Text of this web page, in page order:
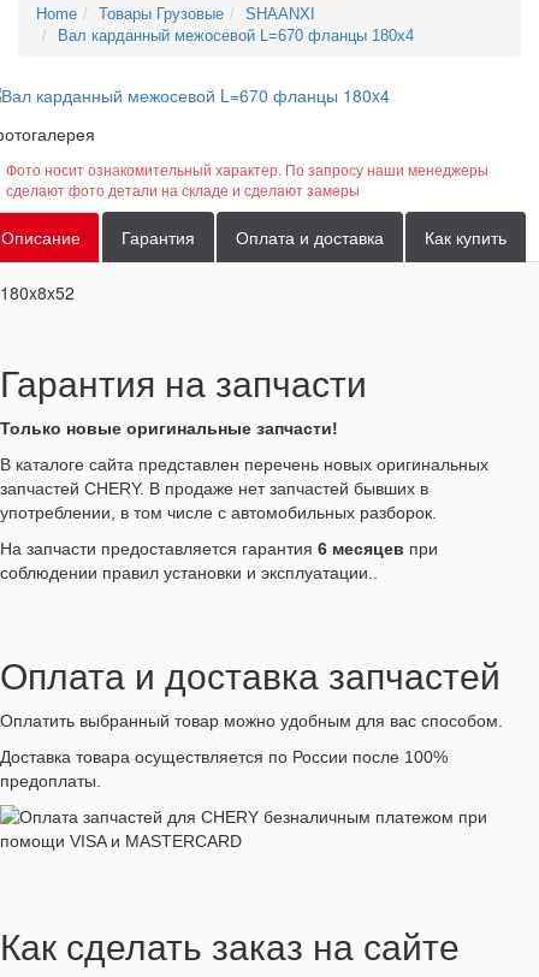
Home Товары Грузовые
SHAANXI
Вал карданный межосевой L=670 фланцы 180x4
Фото носит ознакомительный характер. По запросу наши менеджеры
сделают фото детали на складе и сделают замеры
Описание Гарантия Оплата и доставка Как купить
180x8x52
Гарантия на запчасти
Только новые оригинальные запчасти!
В каталоге сайта представлен перечень новых оригинальных
запчастей CHERY. В продаже нет запчастей бывших в
употреблении, в том числе с автомобильных разборок.
На запчасти предоставляется гарантия 6 месяцев при
соблюдении правил установки и эксплуатации..
Оплата и доставка запчастей
Оплатить выбранный товар можно удобным для вас способом.
Доставка товара осуществляется по России после 100%
предоплаты.
Как сделать заказ на сайте